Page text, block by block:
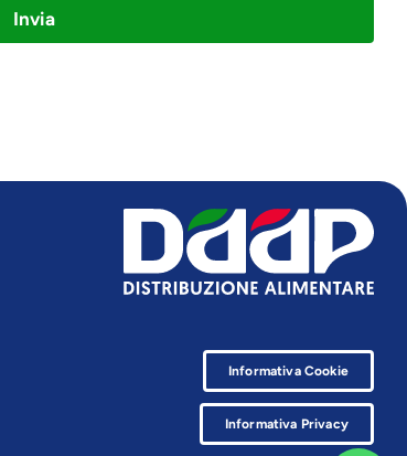
Invia
Informativa Cookie
Informativa Privacy